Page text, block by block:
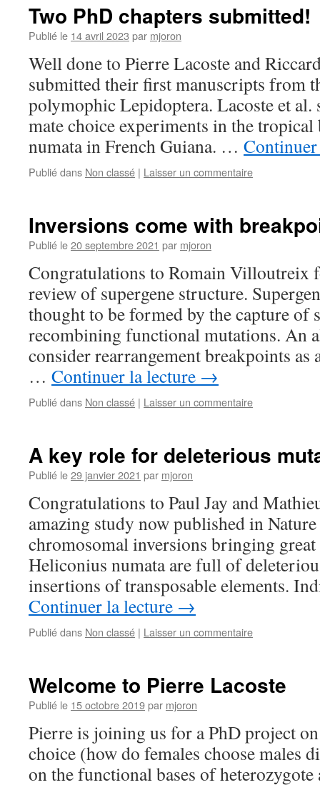
Two PhD chapters submitted!
Publié le 14 avril 2023 par mjoron
Well done to Pierre Lacoste and
submitted their first manuscripts from
polymophic Lepidoptera. Lacoste et al.
mate choice experiments in the
numata in French Guiana. …
Publié dans Non classé | Laisser un commentaire
Inversions come with
Publié le20 septembre 2021 par mjoron
Congratulations to Romain Villoutreix
review of supergene structure.
thought to be formed by the capture of
recombining functional mutations. An
consider rearrangement breakpoints as
… Continuer la lecture →
Publié dans Non classé | Laisser un commentaire
A key role for deleterious
Publié le29 janvier 2021 par mjoron
Congratulations to Paul Jay and
amazing study now published in
chromosomal inversions bringing
Heliconius numata are full of
insertions of transposable elements.
Continuer la lecture →
Publié dans Non classé | Laisser un commentaire
Welcome to Pierre Lacoste
Publié le 15 octobre 2019par mjoron
Pierre is joining us for a PhD project
choice (how do females choose males
on the functional bases of heterozygote